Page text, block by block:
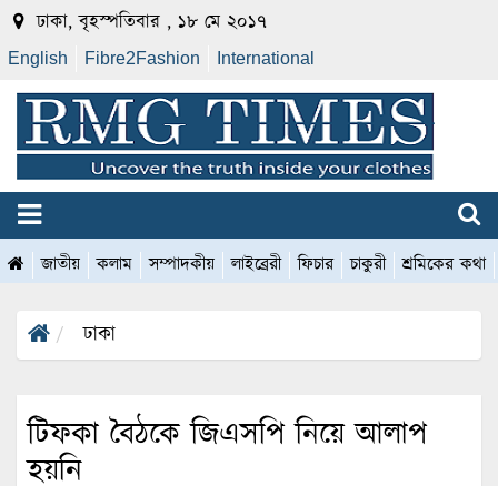
ঢাকা, বৃহস্পতিবার , ১৮ মে ২০১৭
English Fibre2Fashion International
জাতীয় কলাম সম্পাদকীয় লাইব্রেরী ফিচার চাকুরী শ্রমিকের কথা
ঢাকা
টিফকা বৈঠকে জিএসপি নিয়ে আলাপ
হয়নি